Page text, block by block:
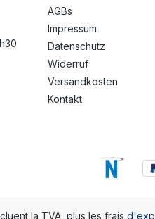
AGBs
Impressum
Datenschutz
Widerruf
Versandkosten
Kontakt
la TVA, plus les frais